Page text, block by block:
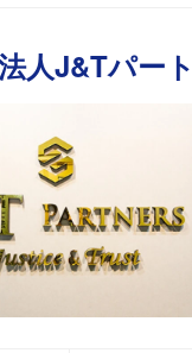
人J&Tパー